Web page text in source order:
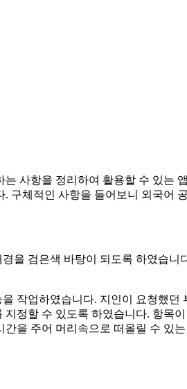
사항을 정리하여 활용할 수 있는
구체적인 사항을 들어보니 외국어
을 검은색 바탕이 되도록 하였습
작업하였습니다. 지인이 요청했
정할 수 있도록 하였습니다. 항목
을 주어 머리속으로 떠올릴 수 있